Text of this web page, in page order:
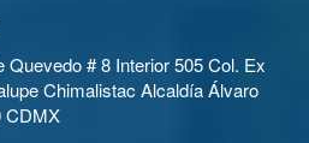
Quevedo # 8 Interior 505 Col. Ex
Chimalistac Alcaldía Álvaro
CDMX